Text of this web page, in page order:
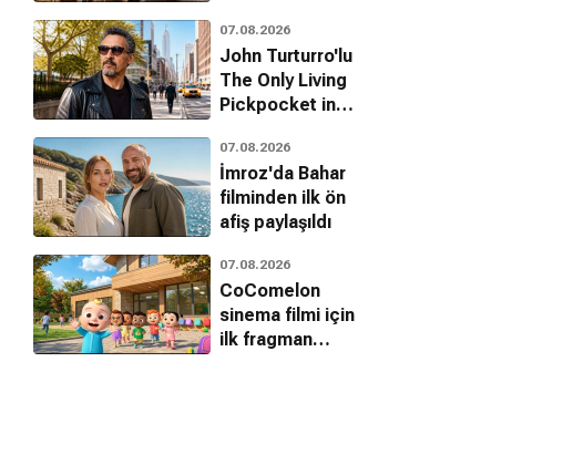
Bridges'mış
07.08.2026
John Turturro'lu
The Only Living
Pickpocket in
fragman geldi
07.08.2026
İmroz'da Bahar
filminden ilk ön
afiş paylaşıldı
07.08.2026
CoComelon
sinema filmi için
ilk fragman